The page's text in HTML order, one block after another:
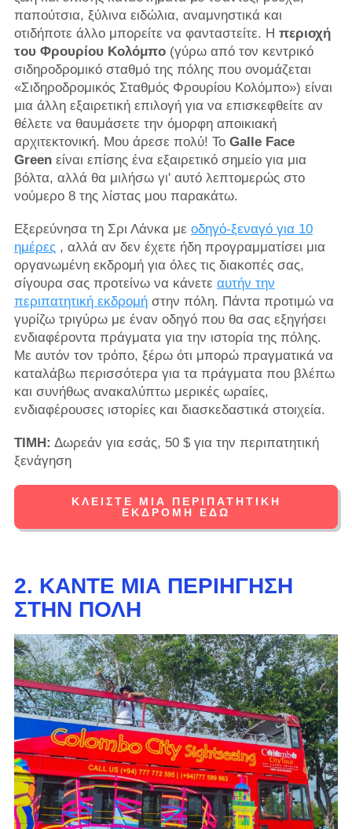
παπούτσια, ξύλινα ειδώλια, αναμνηστικά και
οτιδήποτε άλλο μπορείτε να φανταστείτε. Η περιοχή
του Φρουρίου Κολόμπο(γύρω από τον κεντρικό
σιδηροδρομικό σταθμό της πόλης που ονομάζεται
«Σιδηροδρομικός Σταθμός Φρουρίου Κολόμπο») είναι
μια άλλη εξαιρετική επιλογή για να επισκεφθείτε αν
θέλετε να θαυμάσετε την όμορφη αποικιακή
αρχιτεκτονική. Μου άρεσε πολύ! Το Galle Face
Greenείναι επίσης ένα εξαιρετικό σημείο για μια
βόλτα, αλλά θα μιλήσω γι' αυτό λεπτομερώς στο
νούμερο 8 της λίστας μου παρακάτω.
Εξερεύνησα τη Σρι Λάνκα με οδηγό-ξεναγό για 10
ημέρες , αλλά αν δεν έχετε ήδη προγραμματίσει μια
οργανωμένη εκδρομή για όλες τις διακοπές σας,
σίγουρα σας προτείνω να κάνετε αυτήν την
περιπατητική εκδρομήστην πόλη. Πάντα προτιμώ να
γυρίζω τριγύρω με έναν οδηγό που θα σας εξηγήσει
ενδιαφέροντα πράγματα για την ιστορία της πόλης.
Με αυτόν τον τρόπο, ξέρω ότι μπορώ πραγματικά να
καταλάβω περισσότερα για τα πράγματα που βλέπω
και συνήθως ανακαλύπτω μερικές ωραίες,
ενδιαφέρουσες ιστορίες και διασκεδαστικά στοιχεία.
ΤΙΜΗ: Δωρεάν για εσάς, 50 $ για την περιπατητική
ξενάγηση
ΚΛΕΊΣΤΕ ΜΙΑ ΠΕΡΙΠΑΤΗΤΙΚΉ
ΕΚΔΡΟΜΉ ΕΔΏ
2. ΚΆΝΤΕ ΜΙΑ ΠΕΡΙΉΓΗΣΗ
ΣΤΗΝ ΠΌΛΗ